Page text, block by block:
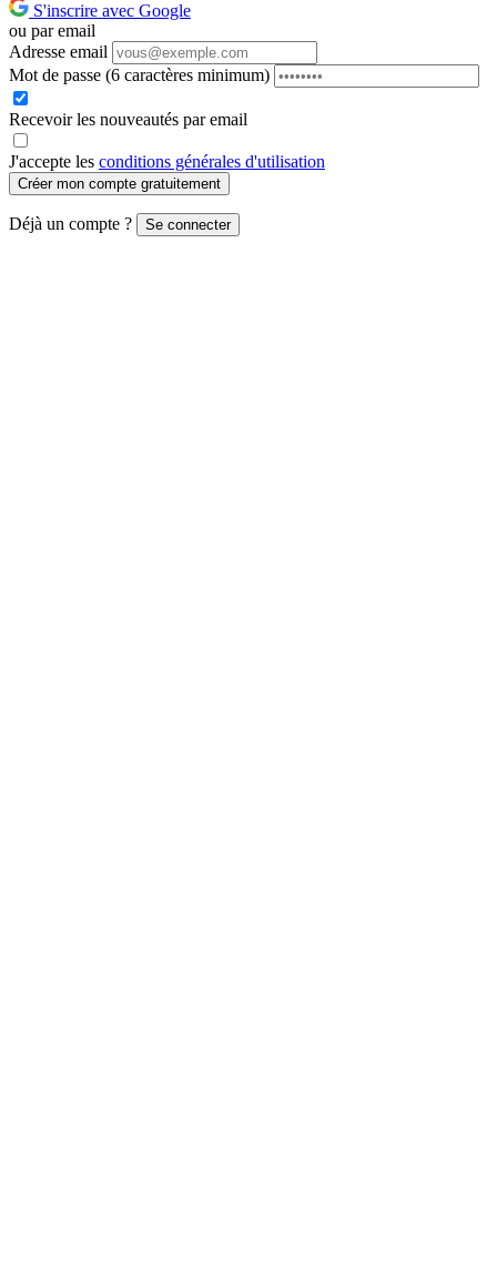
S'inscrire avec Google
ou par email
Adresse email
Mot de passe (6 caractères minimum)
Recevoir les nouveautés par email
J'accepte les conditions générales d'utilisation
Créer mon compte gratuitement
Déjà un compte ? Se connecter